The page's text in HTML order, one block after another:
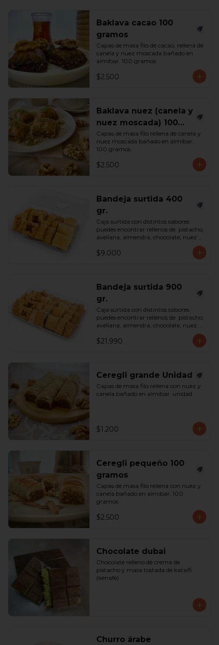
Baklava cacao 100
gramos
Capas de masa filo de cacao, rellena de
canela y nuez moscada bañado en
almíbar. 100 gramos
$2.500
Baklava nuez (canela y
nuez moscada) 100
gramos
Capas de masa filo rellena de canela y
nuez moscada bañado en almíbar.
100 gramos
$2.500
Bandeja surtida 400
gr.
Caja surtida con distintos sabores
puedes encontrar rellenos de  pistacho,
avellana, almendra, chocolate, nuez y
*Surtido enviado sujeto a
$9.000
Bandeja surtida 900
gr.
Caja surtida con distintos sabores
puedes encontrar rellenos de  pistacho,
avellana, almendra, chocolate, nuez y
*Surtido enviado sujeto a
$21.990
Ceregli grande Unidad
Capas de masa filo rellena con nuez y
canela bañado en almibar. unidad
$1.200
Ceregli pequeño 100
gramos
Capas de masa filo rellena con nuez y
canela bañado en almibar. 100
gramos
$2.500
Chocolate dubai
Chocolate relleno de crema de
pistacho y masa tostada de kataifi
(kenafe)
Churro árabe